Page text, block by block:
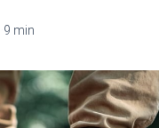
9 min